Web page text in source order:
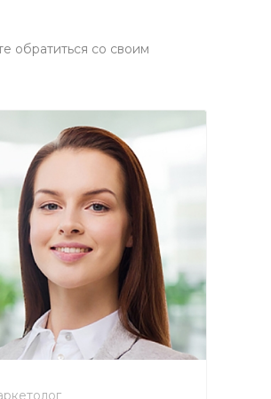
обратиться со своим
+7 800 900-80-90
no-reply@intecweb.ru